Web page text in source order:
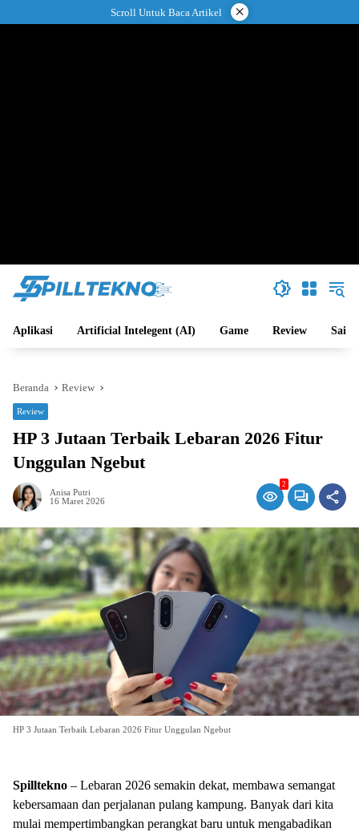
ke
Scroll Untuk Baca Artikel ×
Aplikasi Artificial Intelegent (AI) Game Review Sains
Beranda Review
Review
HP 3 Jutaan Terbaik Lebaran 2026 Fitur
Unggulan Ngebut
Anisa Putri
16 Maret 2026
2
HP 3 Jutaan Terbaik Lebaran 2026 Fitur Unggulan Ngebut
Spilltekno – Lebaran 2026 semakin dekat, membawa semangat
kebersamaan dan perjalanan pulang kampung. Banyak dari kita
mulai mempertimbangkan perangkat baru untuk mengabadikan